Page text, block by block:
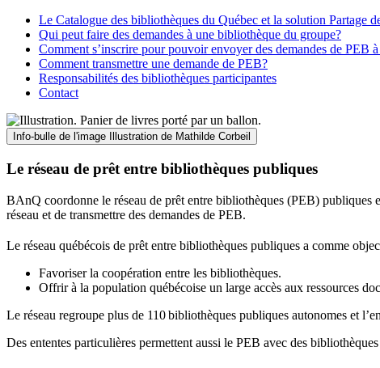
Le Catalogue des bibliothèques du Québec et la solution Partage
Qui peut faire des demandes à une bibliothèque du groupe?
Comment s’inscrire pour pouvoir envoyer des demandes de PEB
Comment transmettre une demande de PEB?
Responsabilités des bibliothèques participantes
Contact
Info-bulle de l'image Illustration de Mathilde Corbeil
Le réseau de prêt entre bibliothèques publiques
BAnQ coordonne le réseau de prêt entre bibliothèques (PEB)
réseau et de transmettre des demandes de PEB.
Le réseau québécois de prêt entre bibliothèques publiques a comme
Favoriser la coopération entre les bibliothèques.
Offrir à la population québécoise un large accès aux ressources
Le réseau regroupe plus de 110bibliothèques publiques autonomes et l’
Des ententes particulières permettent aussi le PEB avec des